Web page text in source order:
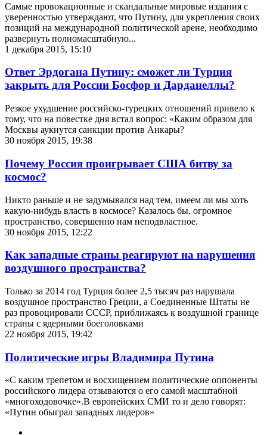
Самые провокационные и скандальные мировые издания с
уверенностью утверждают, что Путину, для укрепления своих
позиций на международной политической арене, необходимо
развернуть полномасштабную...
1 декабря 2015, 15:10
Ответ Эрдогана Путину: сможет ли Турция
закрыть для России Босфор и Дарданеллы?
Резкое ухудшение российско-турецких отношений привело к
тому, что на повестке дня встал вопрос: «Каким образом для
Москвы аукнутся санкции против Анкары?
30 ноября 2015, 19:38
Почему Россия проигрывает США битву за
космос?
Никто раньше и не задумывался над тем, имеем ли мы хоть
какую-нибудь власть в космосе? Казалось бы, огромное
пространство, совершенно нам неподвластное.
30 ноября 2015, 12:22
Как западные страны реагируют на нарушения
воздушного пространства?
Только за 2014 год Турция более 2,5 тысяч раз нарушала
воздушное пространство Греции, а Соединенные Штаты не
раз провоцировали СССР, приближаясь к воздушной границе
страны с ядерными боеголовками
22 ноября 2015, 19:42
Политические игры Владимира Путина
«С каким трепетом и восхищением политические оппоненты
российского лидера отзываются о его самой масштабной
«многоходовочке».В европейских СМИ то и дело говорят:
«Путин обыграл западных лидеров»